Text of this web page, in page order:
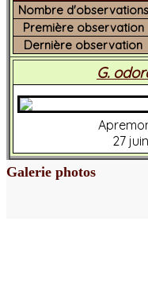
Nombre d'observations
Première observation
Dernière observation
G.
27
Galerie photos